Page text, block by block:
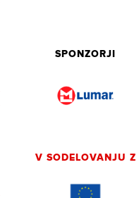
SPONZORJI
V SODELOVANJU Z